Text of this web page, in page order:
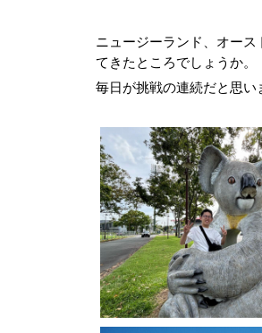
ニュージーランド、オー
てきたところでしょうか。
毎日が挑戦の連続だと思い